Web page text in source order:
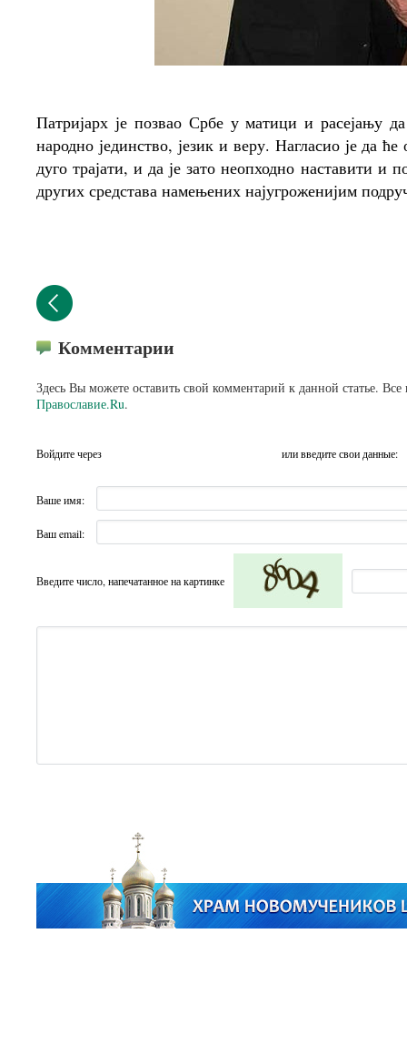
Патријарх је позвао Србе у матици и расејању
народно јединство, језик и веру. Нагласио је да
дуго трајати, и да је зато неопходно наставити и
других средстава намењених најугроженијим
Комментарии
Здесь Вы можете оставить свой комментарий к данной статье.
Православие.Ru.
Войдите через или введите свои данные:
Ваше имя:
Ваш email:
Введите число, напечатанное на картинке